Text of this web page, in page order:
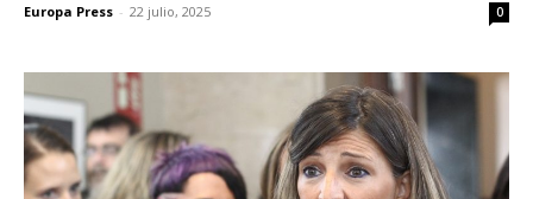
Europa Press - 22 julio, 2025 0